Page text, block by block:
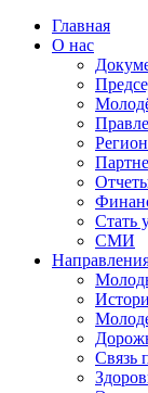
Главная
О нас
Стать
СМИ
Связь